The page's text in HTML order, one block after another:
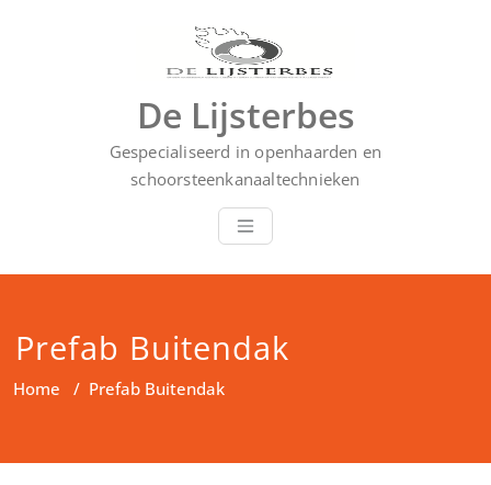
De Lijsterbes
Gespecialiseerd in openhaarden en
schoorsteenkanaaltechnieken
Prefab Buitendak
Home / Prefab Buitendak